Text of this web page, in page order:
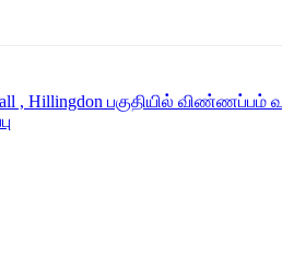
, Hillingdon பகுதியில் விண்ணப்பம்